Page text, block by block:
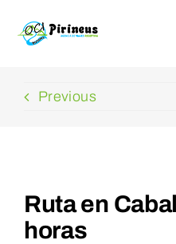
¿Quienes somos?
Previous
Ruta en
horas